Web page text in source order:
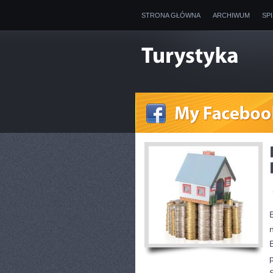
STRONA GŁÓWNA ARCHIWUM